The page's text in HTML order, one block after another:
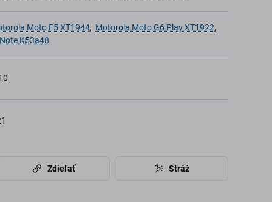
Moto E5 XT1944, Motorola Moto G6 Play XT1922,
K53a48
Zdieľať Stráž